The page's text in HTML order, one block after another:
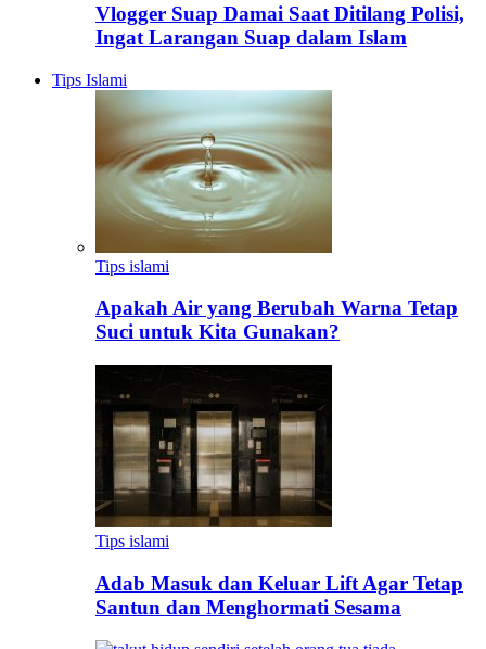
Vlogger Suap Damai Saat Ditilang Polisi,
Ingat Larangan Suap dalam Islam
Tips Islami
Tips islami
Apakah Air yang Berubah Warna Tetap
Suci untuk Kita Gunakan?
Tips islami
Adab Masuk dan Keluar Lift Agar Tetap
Santun dan Menghormati Sesama